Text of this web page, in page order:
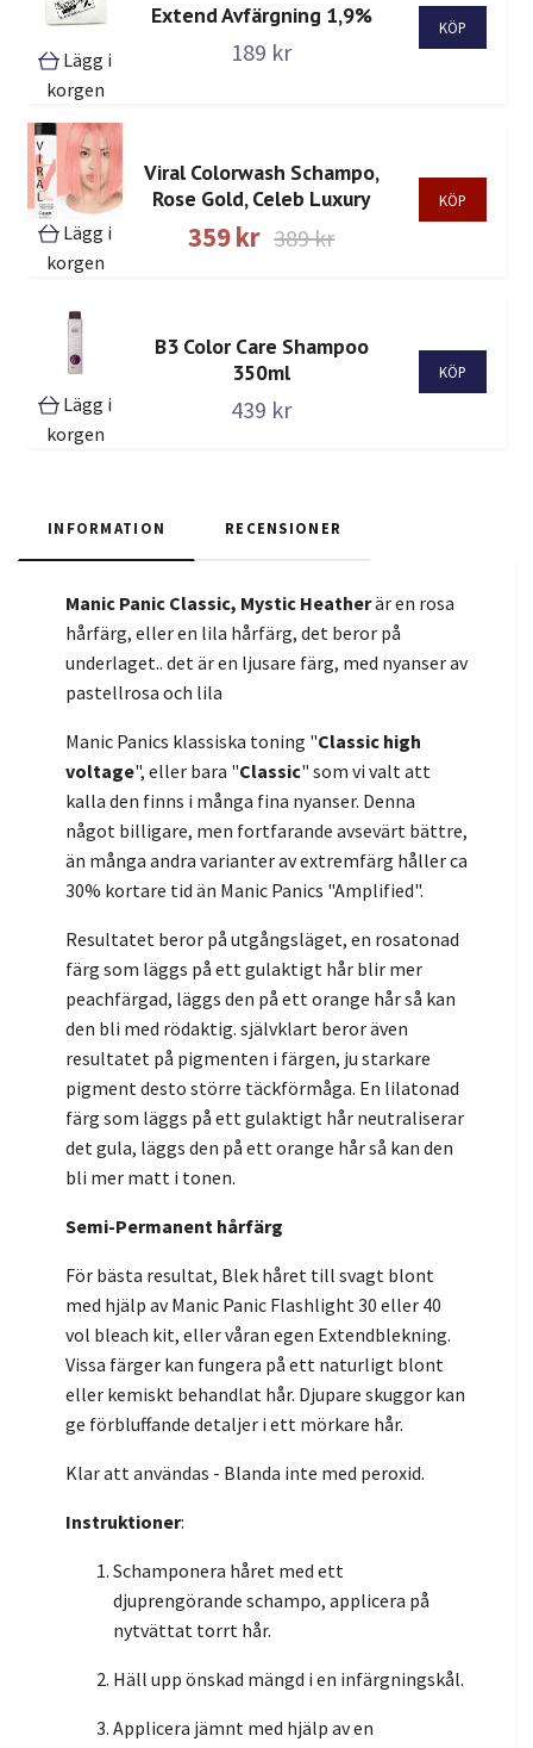
Lägg i
korgen
Extend Avfärgning 1,9%
189 kr
Lägg i
korgen
Viral Colorwash Schampo,
Rose Gold, Celeb Luxury
359 kr 389 kr
Lägg i
korgen
B3 Color Care Shampoo
350ml
439 kr
INFORMATION RECENSIONER
Manic Panic Classic, Mystic Heatherär en rosa
hårfärg, eller en lila hårfärg, det beror på
underlaget.. det är en ljusare färg, med nyanser av
pastellrosa och lila
Manic Panics klassiska toning "Classic high
voltage", eller bara "Classic" som vi valt att
kalla den finns i många fina nyanser. Denna
något billigare, men fortfarande avsevärt bättre,
än många andra varianter av extremfärg håller ca
30% kortare tid än Manic Panics "Amplified".
Resultatet beror på utgångsläget, en rosatonad
färg som läggs på ett gulaktigt hår blir mer
peachfärgad, läggs den på ett orange hår så kan
den bli med rödaktig. självklart beror även
resultatet på pigmenten i färgen, ju starkare
pigment desto större täckförmåga. En lilatonad
färg som läggs på ett gulaktigt hår neutraliserar
det gula, läggs den på ett orange hår så kan den
bli mer matt i tonen.
Semi-Permanent hårfärg
För bästa resultat, Blek håret till svagt blont
med hjälp av Manic Panic Flashlight 30 eller 40
vol bleach kit, eller våran egen Extendblekning.
Vissa färger kan fungera på ett naturligt blont
eller kemiskt behandlat hår. Djupare skuggor kan
ge förbluffande detaljer i ett mörkare hår.
Klar att användas - Blanda inte med peroxid.
Instruktioner:
Schamponera håret med ett
djuprengörande schampo, applicera på
nytvättat torrt hår.
Häll upp önskad mängd i en infärgningskål.
Applicera jämnt med hjälp av en